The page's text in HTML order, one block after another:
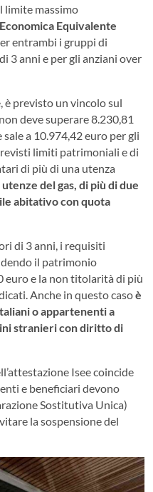
limite massimo
Equivalente
entrambi i gruppi di
3 anni e per gli anziani over
è previsto un vincolo sul
deve superare 8.230,81
a 10.974,42 euro per gli
limiti patrimoniali e di
di più di una utenza
del gas, di più di due
abitativo con quota
di 3 anni, i requisiti
il patrimonio
euro e la non titolarità di più
Anche in questo casoè
o appartenenti a
stranieri con diritto di
Isee coincide
e beneficiari devono
Sostitutiva Unica)
la sospensione del